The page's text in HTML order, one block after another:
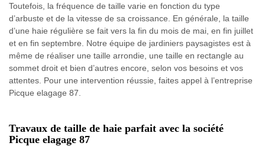
Toutefois, la fréquence de taille varie en fonction du type
d’arbuste et de la vitesse de sa croissance. En générale, la taille
d’une haie régulière se fait vers la fin du mois de mai, en fin juillet
et en fin septembre. Notre équipe de jardiniers paysagistes est à
même de réaliser une taille arrondie, une taille en rectangle au
sommet droit et bien d’autres encore, selon vos besoins et vos
attentes. Pour une intervention réussie, faites appel à l’entreprise
Picque elagage 87.
Travaux de taille de haie parfait avec la société
Picque elagage 87